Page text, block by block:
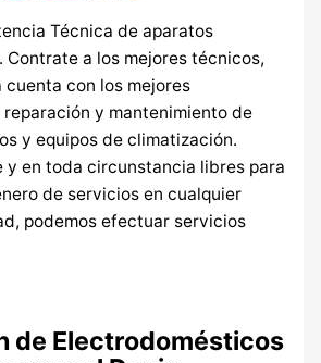
Técnica de aparatos
Contrate a los mejores técnicos,
cuenta con los mejores
y mantenimiento de
y equipos de climatización.
y en toda circunstancia libres para
de servicios en cualquier
podemos efectuar servicios
de Electrodomésticos